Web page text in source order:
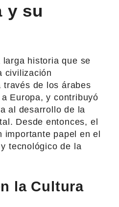
y su
historia que se
civilización
través de los árabes
Europa, y contribuyó
al desarrollo de la
Desde entonces, el
importante papel en el
tecnológico de la
la Cultura